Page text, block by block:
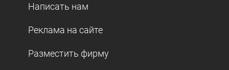
Написать нам
Реклама на сайте
Разместить фирму